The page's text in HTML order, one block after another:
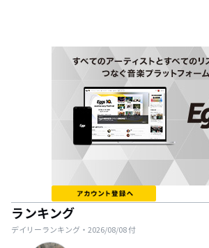
ランキング
デイリーランキング・ 2026/08/08付